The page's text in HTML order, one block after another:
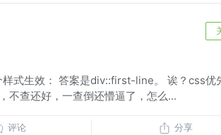
样式生效： 答案是div::first-line。 诶？css优
不查还好，一查倒还懵逼了，怎么...
评论 分享